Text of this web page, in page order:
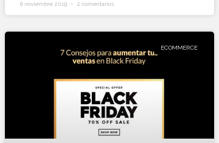
6 noviembre 2019 2 comentarios
ECOMMERCE